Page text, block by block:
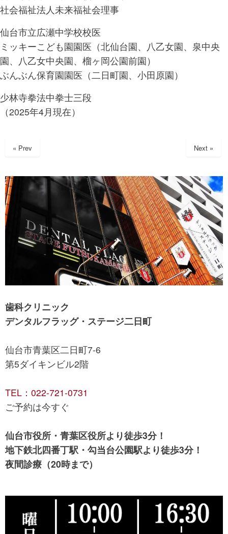
社会福祉法人未来福祉会理事
仙台市立広瀬中学校校医
ミッキーこども園園医（北仙台園、八乙女園、泉中央
園、八乙女中央園、榴ヶ岡公園前園）
ぶんぶん保育園園医（二日町園、小田原園）
少林寺拳法中拳士三段
（2025年4月現在）
« Prev Next »
歯科クリニック
デンタルフラッグ・ステージ二日町
仙台市青葉区二日町7-6
第5ダイキンビル2階
TEL：022-721-0731
ご予約は今すぐ
仙台市役所・青葉区役所より徒歩3分！
地下鉄北四番丁駅・勾当台公園駅より徒歩3分！
夜間診療（20時まで）